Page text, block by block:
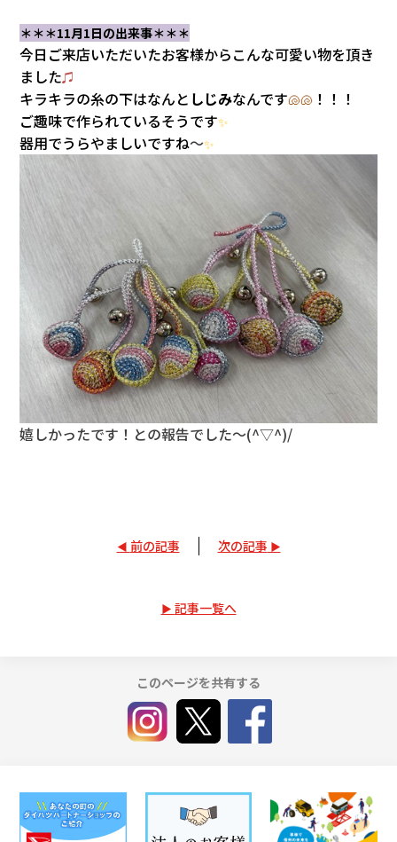
＊＊＊11月1日の出来事＊＊＊
今日ご来店いただいたお客様からこんな可愛い物を頂き
ました♫
キラキラの糸の下はなんと しじみなんです🐚🐚 ！！！
ご趣味で作られているそうです✨
器用でうらやましいですね～✨
嬉しかったです！との報告でした～(^▽^)/
前の記事 次の記事
記事一覧へ
このページを共有する